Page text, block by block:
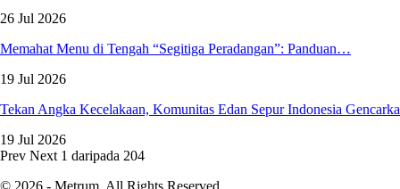
26 Jul 2026
Memahat Menu di Tengah “Segitiga Peradangan”: Panduan…
19 Jul 2026
Tekan Angka Kecelakaan, Komunitas Edan Sepur Indonesia
19 Jul 2026
Prev Next 1 daripada 204
© 2026 - Metrum. All Rights Reserved.